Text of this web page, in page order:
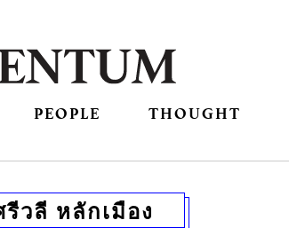
PEOPLE THOUGHT
รีวลี หลักเมือง